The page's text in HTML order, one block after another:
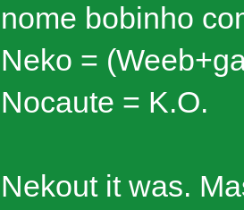
nome bobinho
Neko =
Nocaute = K.O.
Nekout it was.